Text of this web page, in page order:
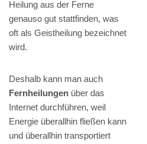
Heilung aus der Ferne
genauso gut stattfinden, was
oft als Geistheilung bezeichnet
wird.
Deshalb kann man auch
Fernheilungen über das
Internet durchführen, weil
Energie überallhin fließen kann
und überallhin transportiert